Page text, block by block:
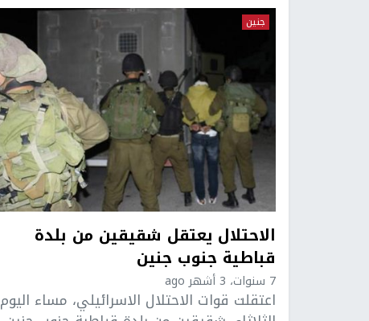
جنين
الاحتلال يعتقل شقيقين من بلدة
قباطية جنوب جنين
7 سنوات، 3 أشهر ago
اعتقلت قوات الاحتلال الاسرائيلي، مساء اليوم